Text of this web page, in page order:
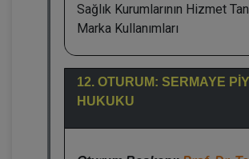
Sağlık Kurumlarının Hizmet
Marka Kullanımları
12. OTURUM: SERMAYE
HUKUKU